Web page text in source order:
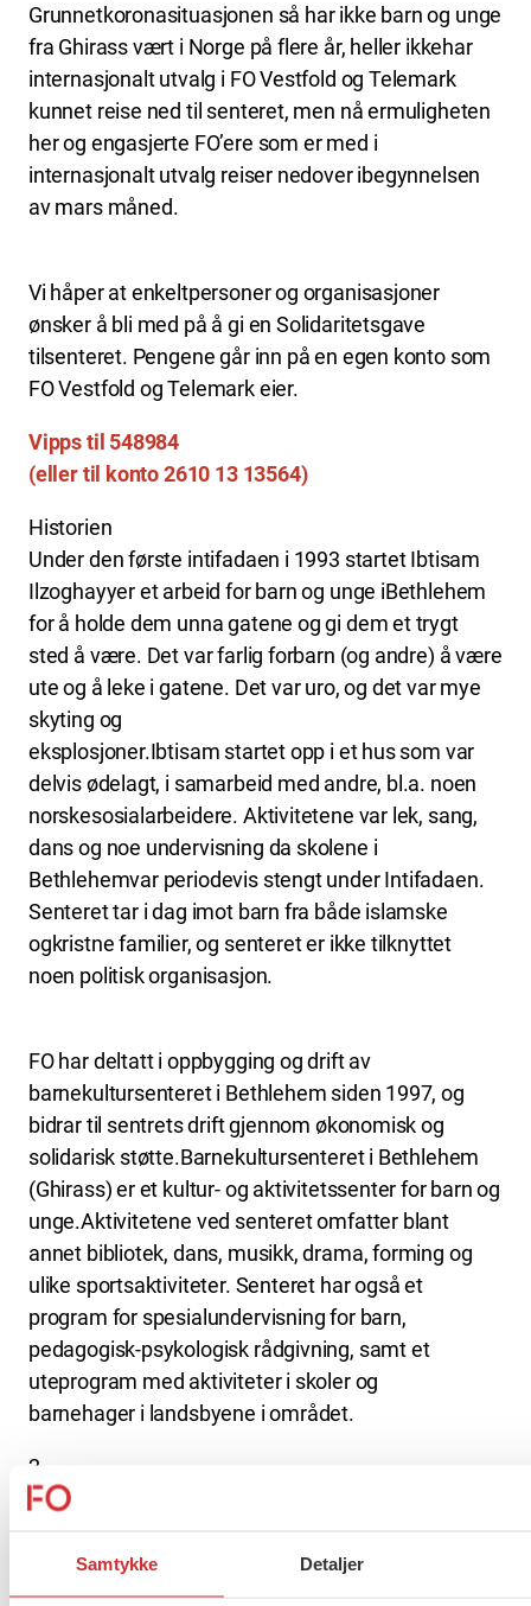
Samtykke Detaljer
Grunnetkoronasituasjonen så har ikke barn og unge
fra Ghirass vært i Norge på flere år, heller ikkehar
internasjonalt utvalg i FO Vestfold og Telemark
kunnet reise ned til senteret, men nå ermuligheten
her og engasjerte FO’ere som er med i
internasjonalt utvalg reiser nedover ibegynnelsen
av mars måned.
Vi håper at enkeltpersoner og organisasjoner
ønsker å bli med på å gi en Solidaritetsgave
tilsenteret. Pengene går inn på en egen konto som
FO Vestfold og Telemark eier.
Vipps til 548984
(eller til konto 2610 13 13564)
Historien
Under den første intifadaen i 1993 startet Ibtisam
Ilzoghayyer et arbeid for barn og unge iBethlehem
for å holde dem unna gatene og gi dem et trygt
sted å være. Det var farlig forbarn (og andre) å være
ute og å leke i gatene. Det var uro, og det var mye
skyting og
eksplosjoner.Ibtisam startet opp i et hus som var
delvis ødelagt, i samarbeid med andre, bl.a. noen
norskesosialarbeidere. Aktivitetene var lek, sang,
dans og noe undervisning da skolene i
Bethlehemvar periodevis stengt under Intifadaen.
Senteret tar i dag imot barn fra både islamske
ogkristne familier, og senteret er ikke tilknyttet
noen politisk organisasjon.
FO har deltatt i oppbygging og drift av
barnekultursenteret i Bethlehem siden 1997, og
bidrar til sentrets drift gjennom økonomisk og
solidarisk støtte.Barnekultursenteret i Bethlehem
(Ghirass) er et kultur- og aktivitetssenter for barn og
unge.Aktivitetene ved senteret omfatter blant
annet bibliotek, dans, musikk, drama, forming og
ulike sportsaktiviteter. Senteret har også et
program for spesialundervisning for barn,
pedagogisk-psykologisk rådgivning, samt et
uteprogram med aktiviteter i skoler og
barnehager i landsbyene i området.
2
Tidligere FO Telemark har invitert barn og ledere fra
Sang- og dansegruppa derfra har flere ganger
deltatt på PorsgrunnInternasjonale Teaterfestival.